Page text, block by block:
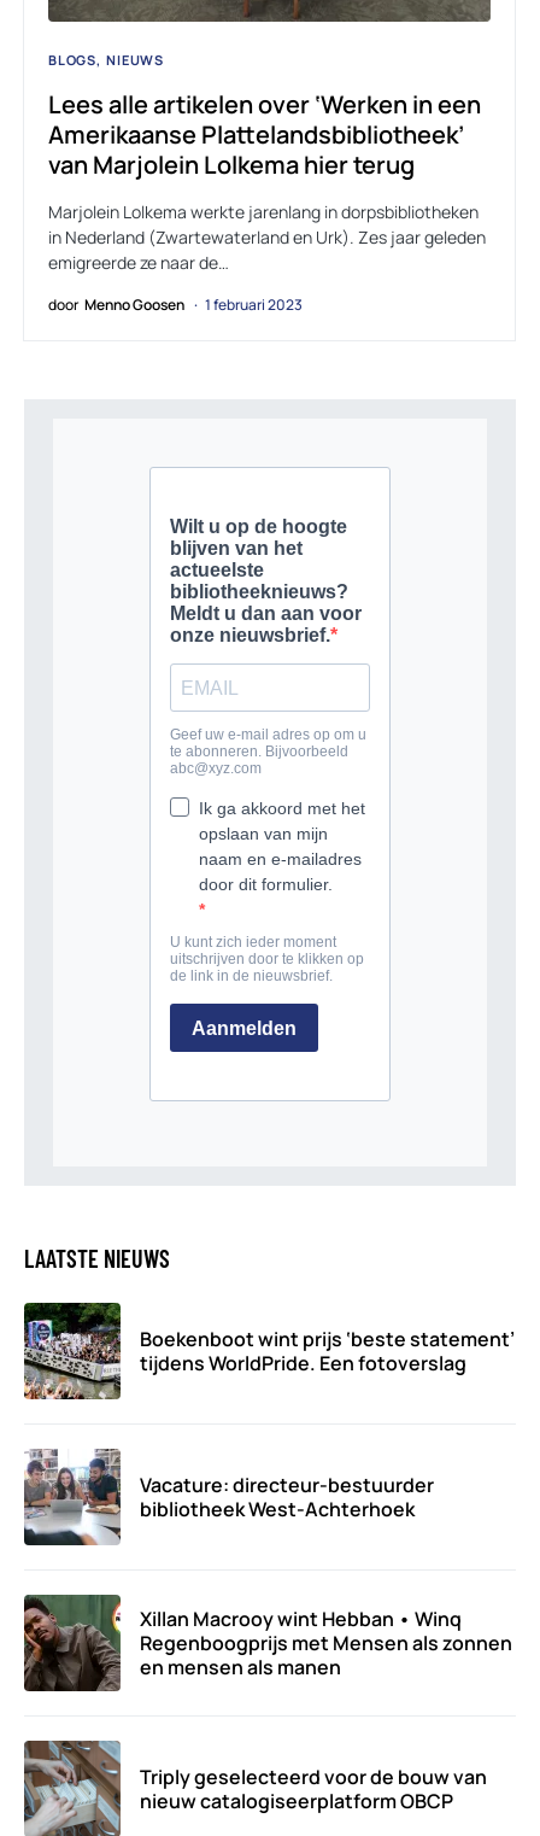
BLOGS NIEUWS
Lees alle artikelen over ‘Werken in een
Amerikaanse Plattelandsbibliotheek’
van Marjolein Lolkema hier terug
Marjolein Lolkema werkte jarenlang in dorpsbibliotheken
in Nederland (Zwartewaterland en Urk). Zes jaar geleden
emigreerde ze naar de…
door Menno Goosen 1 februari 2023
LAATSTE NIEUWS
Boekenboot wint prijs ‘beste statement’
tijdens WorldPride. Een fotoverslag
Vacature: directeur-bestuurder
bibliotheek West-Achterhoek
Xillan Macrooy wint Hebban • Winq
Regenboogprijs met Mensen als zonnen
en mensen als manen
Triply geselecteerd voor de bouw van
nieuw catalogiseerplatform OBCP